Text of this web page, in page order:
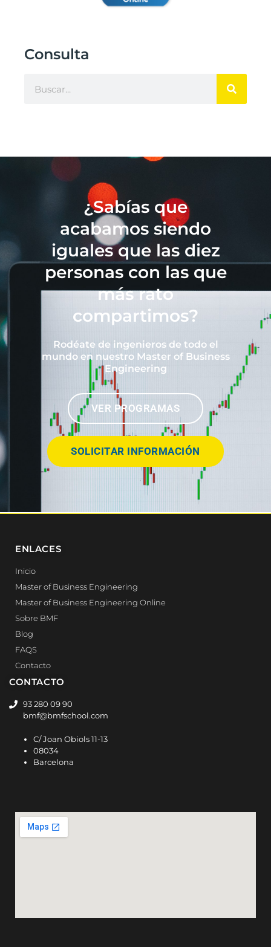
Consulta
¿Sabías que
acabamos siendo
iguales que las diez
personas con las que
más rato
compartimos?
Rodéate de ingenieros de todo el
mundo en nuestro Master of Business
Engineering
VER PROGRAMAS
SOLICITAR INFORMACIÓN
ENLACES
Inicio
Master of Business Engineering
Master of Business Engineering Online
Sobre BMF
Blog
FAQS
Contacto
CONTACTO
93 280 09 90
bmf@bmfschool.com
C/ Joan Obiols 11-13
08034
Barcelona